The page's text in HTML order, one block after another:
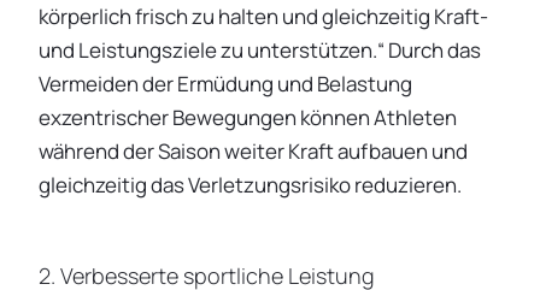
körperlich frisch zu halten und gleichzeitig Kraft-
und Leistungsziele zu unterstützen.“ Durch das
Vermeiden der Ermüdung und Belastung
exzentrischer Bewegungen können Athleten
während der Saison weiter Kraft aufbauen und
gleichzeitig das Verletzungsrisiko reduzieren.
2. Verbesserte sportliche Leistung